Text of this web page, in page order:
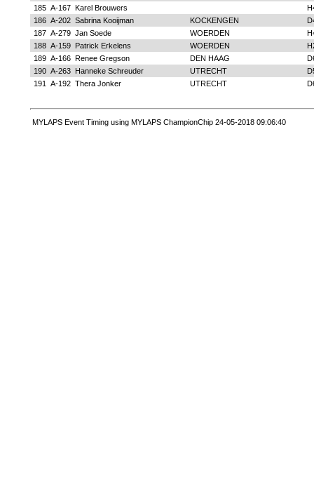
185 A-167 Karel Brouwers
186 A-202 Sabrina Kooijman KOCKENGEN
187 A-279 Jan Soede WOERDEN
188 A-159 Patrick Erkelens WOERDEN
189 A-166 Renee Gregson DEN HAAG
190 A-263 Hanneke Schreuder UTRECHT
191
A-192 Thera Jonker UTRECHT
MYLAPS Event Timing using MYLAPS ChampionChip 24-05-2018 09:06:40